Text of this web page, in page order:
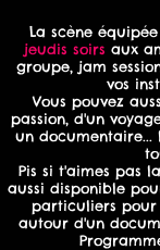
La scène
jeudis soirs aux
groupe, jam
vos
Vous pouvez
passion, d'un
un documentaire...
Pis si t'aimes pas
aussi disponible
particuliers
autour d'un